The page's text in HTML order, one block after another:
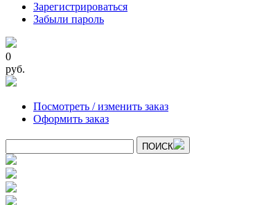
Зарегистрироваться
Забыли пароль
0
руб.
Посмотреть / изменить заказ
Оформить заказ
ПОИСК